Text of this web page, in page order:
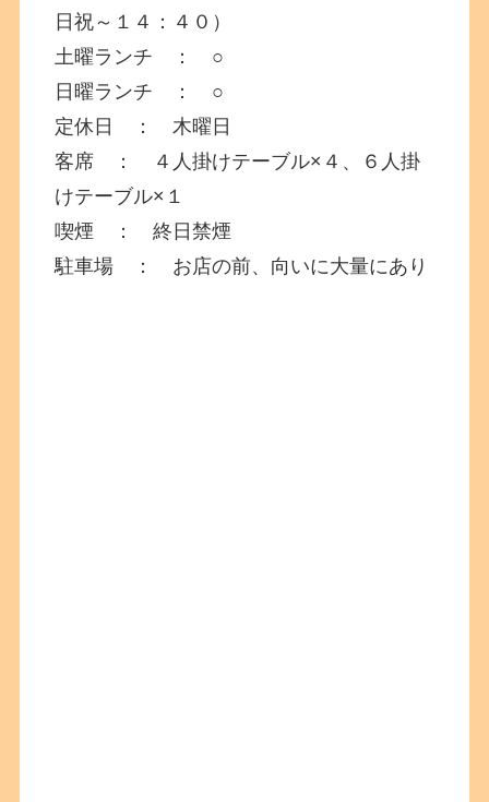
日祝～１４：４０）
土曜ランチ ： ○
日曜ランチ ： ○
定休日 ： 木曜日
客席 ： ４人掛けテーブル×４、６人掛
けテーブル×１
喫煙 ： 終日禁煙
駐車場 ： お店の前、向いに大量にあり